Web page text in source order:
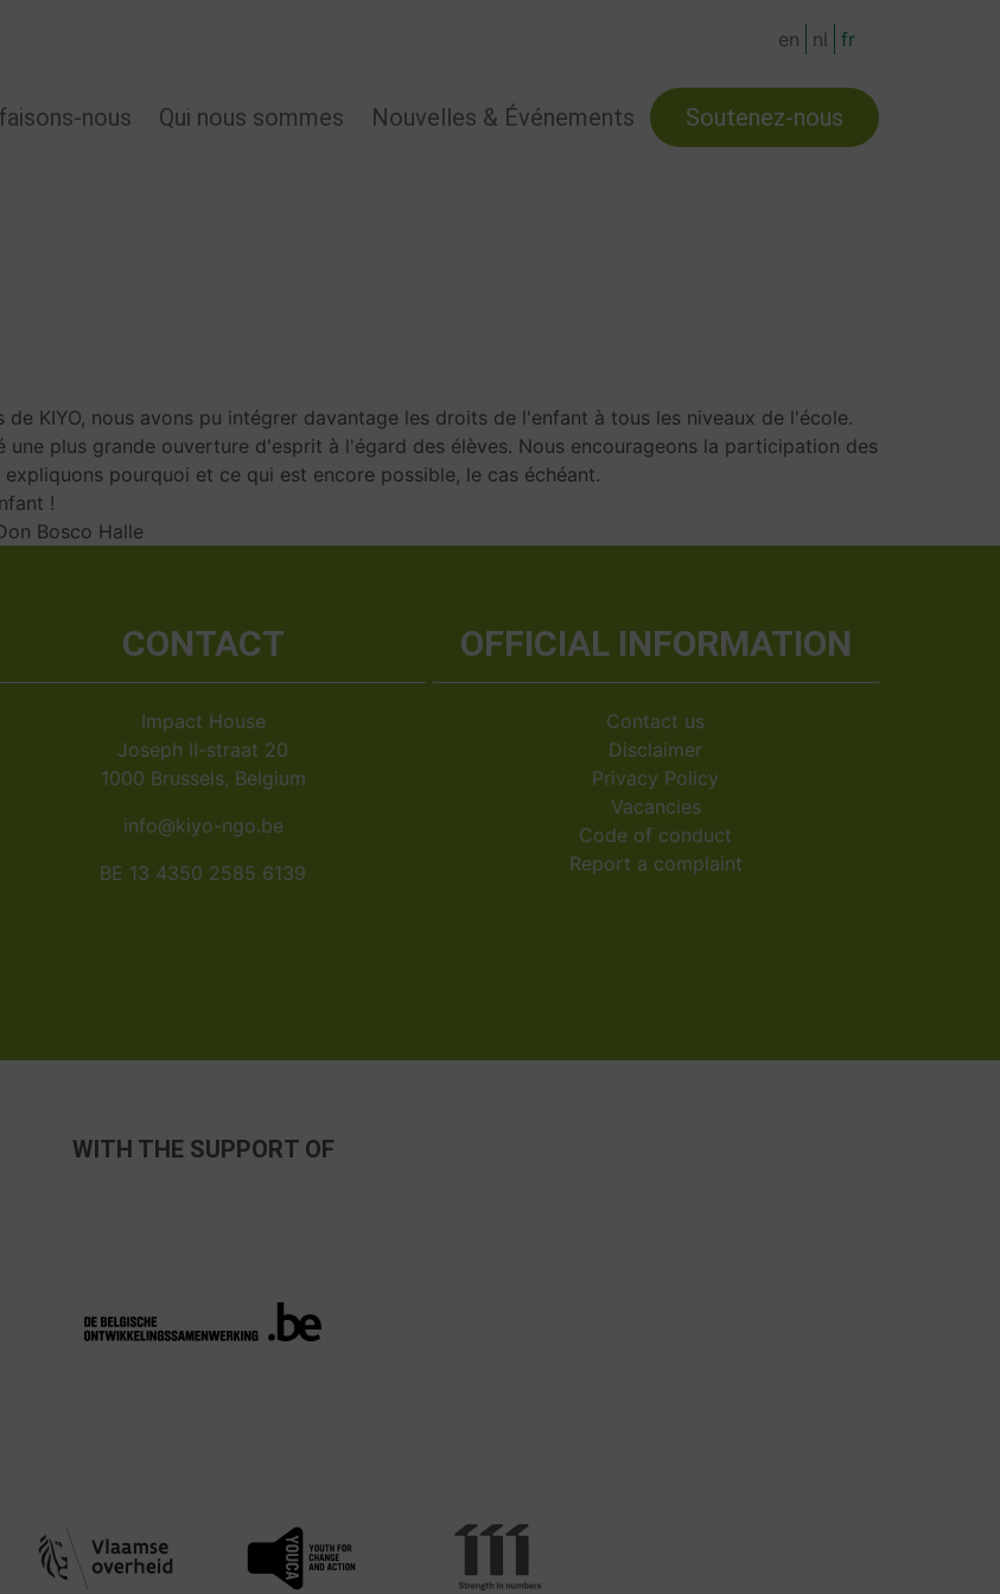
nous Qui nous sommes Nouvelles & Événements Soutenez-nous
en nl fr
KIYO, nous avons pu intégrer davantage les droits de l'enfant à tous les niveaux de l'école.
une plus grande ouverture d'esprit à l'égard des élèves. Nous encourageons la participation des
pourquoi et ce qui est encore possible, le cas échéant.
!
Bosco Halle
CONTACT
Impact House
Joseph II-straat 20
1000 Brussels, Belgium
info@kiyo-ngo.be
BE 13 4350 2585 6139
OFFICIAL INFORMATION
Contact us
Disclaimer
Privacy Policy
Vacancies
Code of conduct
Report a complaint
WITH THE SUPPORT OF